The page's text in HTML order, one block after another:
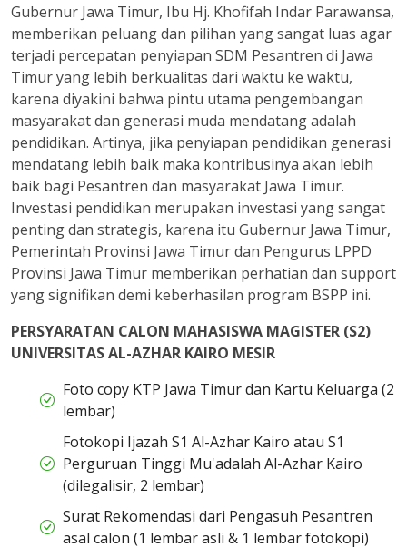
Gubernur Jawa Timur, Ibu Hj. Khofifah Indar Parawansa,
memberikan peluang dan pilihan yang sangat luas agar
terjadi percepatan penyiapan SDM Pesantren di Jawa
Timur yang lebih berkualitas dari waktu ke waktu,
karena diyakini bahwa pintu utama pengembangan
masyarakat dan generasi muda mendatang adalah
pendidikan. Artinya, jika penyiapan pendidikan generasi
mendatang lebih baik maka kontribusinya akan lebih
baik bagi Pesantren dan masyarakat Jawa Timur.
Investasi pendidikan merupakan investasi yang sangat
penting dan strategis, karena itu Gubernur Jawa Timur,
Pemerintah Provinsi Jawa Timur dan Pengurus LPPD
Provinsi Jawa Timur memberikan perhatian dan support
yang signifikan demi keberhasilan program BSPP ini.
PERSYARATAN CALON MAHASISWA MAGISTER (S2)
UNIVERSITAS AL-AZHAR KAIRO MESIR
Foto copy KTP Jawa Timur dan Kartu Keluarga (2
lembar)
Fotokopi Ijazah S1 Al-Azhar Kairo atau S1
Perguruan Tinggi Mu'adalah Al-Azhar Kairo
(dilegalisir, 2 lembar)
Surat Rekomendasi dari Pengasuh Pesantren
asal calon (1 lembar asli & 1 lembar fotokopi)